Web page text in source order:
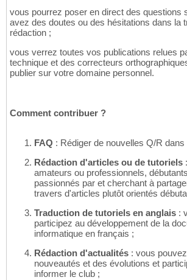
vous pourrez poser en direct des questions
avez des doutes ou des hésitations dans la
rédaction ;
vous verrez toutes vos publications relues
technique et des correcteurs
publier sur votre domaine personnel.
Comment contribuer ?
FAQ : Rédiger de nouvelles Q/R dans
Rédaction d'articles ou de tutoriels
amateurs ou professionnels,
passionnés par et cherchant à
travers d'articles plutôt orientés
Traduction de tutoriels en anglais :
participez au développement de la
informatique en français ;
Rédaction d'actualités : vous
nouveautés et des évolutions et
informer le club ;